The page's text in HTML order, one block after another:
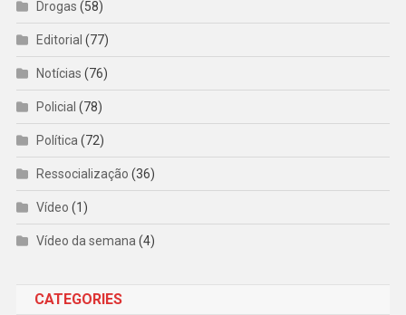
Drogas (58)
Editorial (77)
Notícias (76)
Policial (78)
Política (72)
Ressocialização (36)
Vídeo (1)
Vídeo da semana (4)
CATEGORIES